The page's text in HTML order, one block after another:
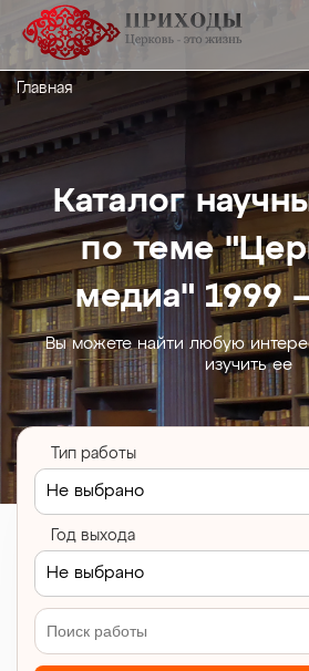
Главная
Каталог
по теме
медиа" 1999
Вы можете найти любую
изучить ее
Тип работы
Не выбрано
Год выхода
Не выбрано